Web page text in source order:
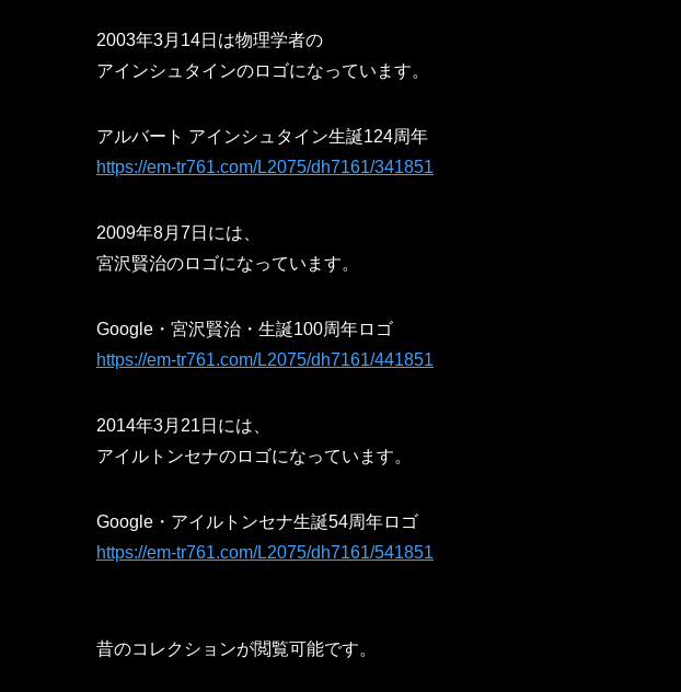
2003年3月14日は物理学者の
アインシュタインのロゴになっています。
アルバート アインシュタイン生誕124周年
https://em-tr761.com/L2075/dh7161/341851
2009年8月7日には、
宮沢賢治のロゴになっています。
Google・宮沢賢治・生誕100周年ロゴ
https://em-tr761.com/L2075/dh7161/441851
2014年3月21日には、
アイルトンセナのロゴになっています。
Google・アイルトンセナ生誕54周年ロゴ
https://em-tr761.com/L2075/dh7161/541851
昔のコレクションが閲覧可能です。